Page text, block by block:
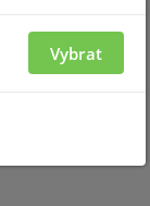
Vybrat